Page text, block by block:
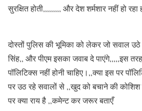
सुरक्षित होती,,,,,,,,, और देश शर्मशार नहीं हो रहा
दोस्तों पुलिस की भूमिका को लेकर जो सवाल उठे
सिंह,, और पीएम इसका जवाब दे पाएंगे,,,,,इस
पॉलिटिक्स नहीं होनी चाहिए।,,क्या इस पर
पर उठ रहे सवालों से ,,खुद को बचाने की
पर क्या राय है ,,कमेन्ट कर जरूर बताएँ